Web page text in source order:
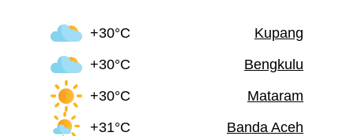
+30°C
Kupang
+30°C
Bengkulu
+30°C
Mataram
+31°C
Banda Aceh